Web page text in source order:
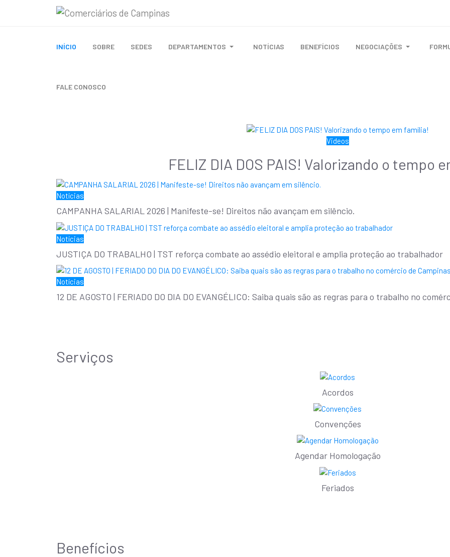
INÍCIO SOBRE SEDES DEPARTAMENTOS NOTÍCIAS BENEFÍCIOS NEGOCIAÇÕES
FALE CONOSCO
Videos
FELIZ DIA DOS PAIS! Valorizando o tempo
Notícias
CAMPANHA SALARIAL 2026 | Manifeste-se! Direitos não avançam em silêncio.
Notícias
JUSTIÇA DO TRABALHO | TST reforça combate ao assédio eleitoral e amplia proteção ao trabalhador
Notícias
12 DE AGOSTO | FERIADO DO DIA DO EVANGÉLICO: Saiba quais são as regras para o trabalho no
Serviços
Acordos
Convenções
Agendar Homologação
Feriados
Benefícios